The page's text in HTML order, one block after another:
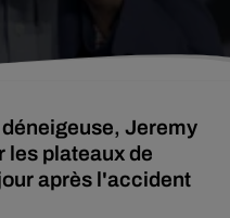
Jeremy
les plateaux de
après l'accident